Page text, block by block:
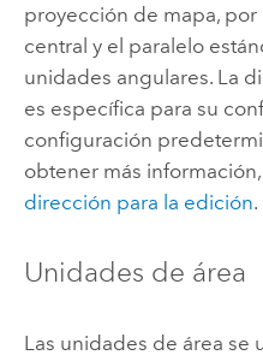
proyección de mapa,
central y el paralelo
unidades angulares. La
es específica para su
configuración
obtener más
dirección para la edición.
Unidades de área
Las unidades de área se